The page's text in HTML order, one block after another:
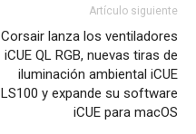
Artículo siguiente
Corsair lanza los ventiladores
iCUE QL RGB, nuevas tiras de
iluminación ambiental iCUE
LS100 y expande su software
iCUE para macOS